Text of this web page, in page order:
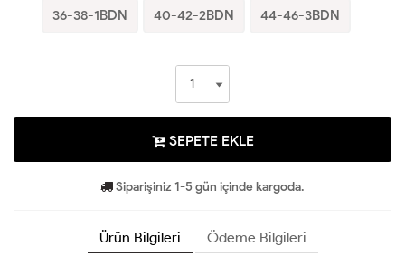
36-38-1BDN 40-42-2BDN 44-46-3BDN
SEPETE EKLE
Siparişiniz 1-5 gün içinde kargoda.
Ürün Bilgileri Ödeme Bilgileri